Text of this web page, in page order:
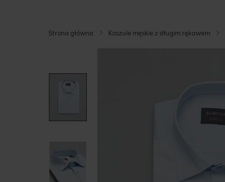
Strona główna Koszule męskie z długim rękawem